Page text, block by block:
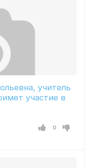
учитель
участие в
0